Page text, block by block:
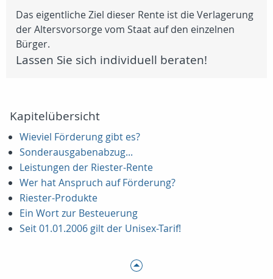
Das eigentliche Ziel dieser Rente ist die Verlagerung
der Altersvorsorge vom Staat auf den einzelnen
Bürger.
Lassen Sie sich individuell beraten!
Kapitelübersicht
Wieviel Förderung gibt es?
Sonderausgabenabzug...
Leistungen der Riester-Rente
Wer hat Anspruch auf Förderung?
Riester-Produkte
Ein Wort zur Besteuerung
Seit 01.01.2006 gilt der Unisex-Tarif!